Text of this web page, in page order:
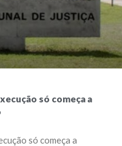
só começa a
só começa a